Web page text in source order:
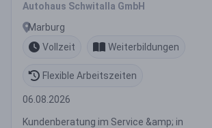
Autohaus Schwitalla GmbH
Marburg
Vollzeit
Weiterbildungen
Flexible Arbeitszeiten
06.08.2026
Kundenberatung im Service &amp; in